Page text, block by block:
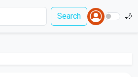
Search 🌙